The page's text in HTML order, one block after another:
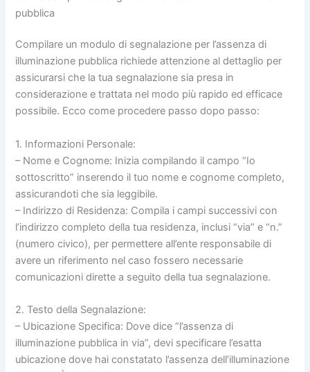
pubblica
Compilare un modulo di segnalazione per l’assenza di
illuminazione pubblica richiede attenzione al dettaglio per
assicurarsi che la tua segnalazione sia presa in
considerazione e trattata nel modo più rapido ed efficace
possibile. Ecco come procedere passo dopo passo:
1. Informazioni Personale:
– Nome e Cognome: Inizia compilando il campo “Io
sottoscritto” inserendo il tuo nome e cognome completo,
assicurandoti che sia leggibile.
– Indirizzo di Residenza: Compila i campi successivi con
l’indirizzo completo della tua residenza, inclusi “via” e “n.”
(numero civico), per permettere all’ente responsabile di
avere un riferimento nel caso fossero necessarie
comunicazioni dirette a seguito della tua segnalazione.
2. Testo della Segnalazione:
– Ubicazione Specifica: Dove dice “l’assenza di
illuminazione pubblica in via”, devi specificare l’esatta
ubicazione dove hai constatato l’assenza dell’illuminazione